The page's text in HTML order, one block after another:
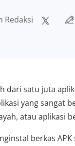
Redaksi
dari satu juta
yang sangat
atau aplikasi
berkas